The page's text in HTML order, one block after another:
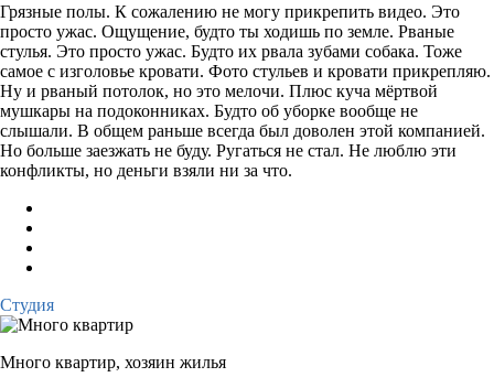
Грязные полы. К сожалению не могу прикрепить видео. Это
просто ужас. Ощущение, будто ты ходишь по земле. Рваные
стулья. Это просто ужас. Будто их рвала зубами собака. Тоже
самое с изголовье кровати. Фото стульев и кровати прикрепляю.
Ну и рваный потолок, но это мелочи. Плюс куча мёртвой
мушкары на подоконниках. Будто об уборке вообще не
слышали. В общем раньше всегда был доволен этой компанией.
Но больше заезжать не буду. Ругаться не стал. Не люблю эти
конфликты, но деньги взяли ни за что.
Студия
Много квартир, хозяин жилья